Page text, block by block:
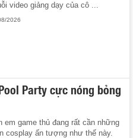
video giảng dạy của cô ...
2026
Party cực nóng bỏng
em game thủ đang rất cần những
cosplay ấn tượng như thế này.